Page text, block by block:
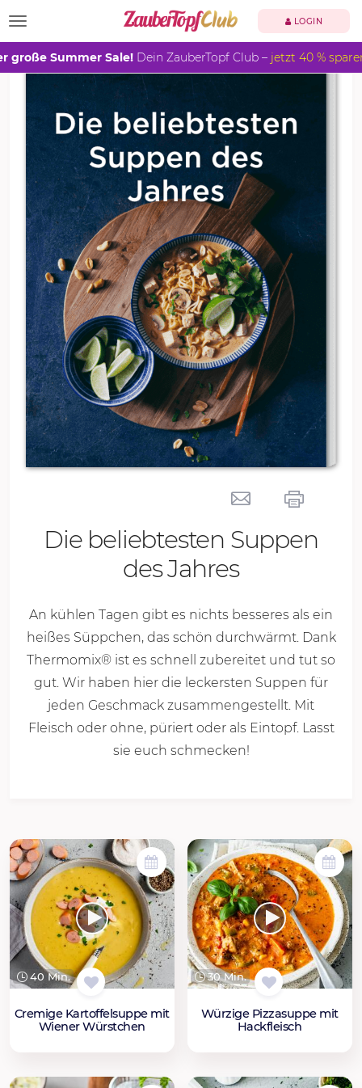
TOGGLE NAVIGATION LOGIN
große Summer Sale! Dein ZauberTopf Club – jetzt 40 %
Die beliebtesten Suppen
des Jahres
An kühlen Tagen gibt es nichts besseres als ein
heißes Süppchen, das schön durchwärmt. Dank
Thermomix® ist es schnell zubereitet und tut so
gut. Wir haben hier die leckersten Suppen für
jeden Geschmack zusammengestellt. Mit
Fleisch oder ohne, püriert oder als Eintopf. Lasst
sie euch schmecken!
40 Min.
Cremige Kartoffelsuppe mit
Wiener Würstchen
30 Min.
Würzige Pizzasuppe mit
Hackfleisch